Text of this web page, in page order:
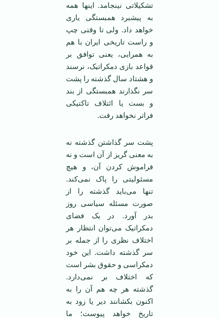
تشکيلاتی نينجامد. ‏اينها همه
به پيشبرد همبستگی ياری
خواهد ‏داد. ولی تا وقتی چپ
و راست تاريخی ‏ايران با هم
به همرايی، يعنی توافق بر
قواعد ‏بازی دمکراتيک، نرسند
و هشتاد سال گذشته ‏را پشت
سر نگذارند همبستگی از بند
و بست ‏يا ائتلاف تاکتيکی
فراتر نخواهد رفت.‏
پشت سر گذاشتن گذشته نه
به معنی گريز ‏از آن است و نه
فراموش کردن آن، و هيچ
‏مسئوليتی را پاک نمی‌کند.
تنها می‌بايد ‏گذشته را از
صورت مسئله سياسی روز
بدر ‏آورد. در يک فضای
دمکراتيک می‌توان ‏انتظار هر
اختلاف نظری را از جمله بر
سر ‏گذشته داشت. اين خود
دمکراسی و حقوق ‏بشر است
که اختلاف بر نمی‌دارد.
گذشته ‏هر چه هم آن را به
اکنون بکشانند دير يا ‏زود به
تاريخ خواهد پيوست؛ ما